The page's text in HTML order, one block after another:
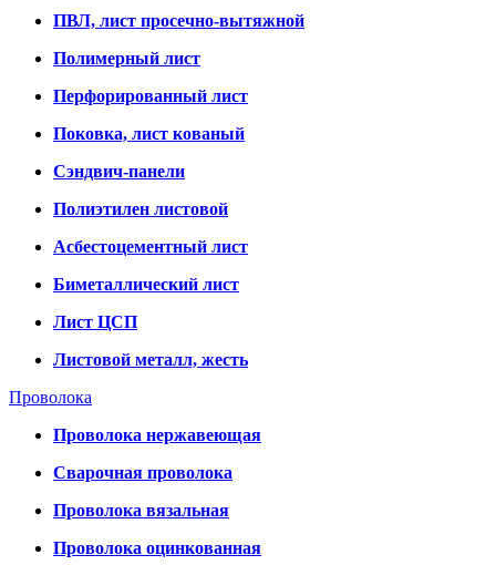
ПВЛ, лист просечно-вытяжной
Полимерный лист
Перфорированный лист
Поковка, лист кованый
Сэндвич-панели
Полиэтилен листовой
Асбестоцементный лист
Биметаллический лист
Лист ЦСП
Листовой металл, жесть
Проволока
Проволока нержавеющая
Сварочная проволока
Проволока вязальная
Проволока оцинкованная